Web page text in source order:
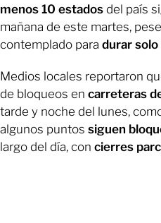
menos 10 estados del país
mañana de este martes,
contemplado para durar solo
Medios locales reportaron
de bloqueos en carreteras
tarde y noche del lunes,
algunos puntos siguen
largo del día, con cierres